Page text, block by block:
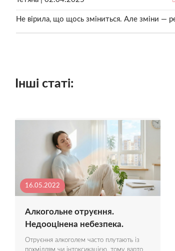
Не вірила, що щось зміниться. Але зміни —
Інші статі:
16.05.2022
Алкогольне отруєння.
Недооцінена небезпека.
Отруєння алкоголем часто плутають із